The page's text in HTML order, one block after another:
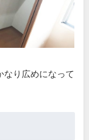
なり広めになって